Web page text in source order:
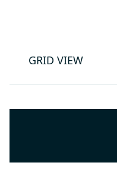
GRID VIEW